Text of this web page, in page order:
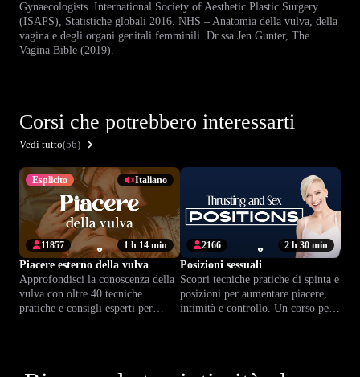
Gynaecologists. International Society of Aesthetic Plastic Surgery
(ISAPS), Statistiche globali 2016. NHS – Anatomia della vulva, della
vagina e degli organi genitali femminili. Dr.ssa Jen Gunter, The
Vagina Bible (2019).
Corsi che potrebbero interessarti
Vedi tutto(56)
Esplicito Italiano
1 h 14 min
11857
Piacere esterno della vulva
Approfondisci la conoscenza della
vulva con oltre 40 tecniche
pratiche e consigli esperti per
2 h 30 min
2166
Posizioni sessuali
Scopri tecniche pratiche di spinta e
posizioni per aumentare piacere,
intimità e controllo. Un corso per